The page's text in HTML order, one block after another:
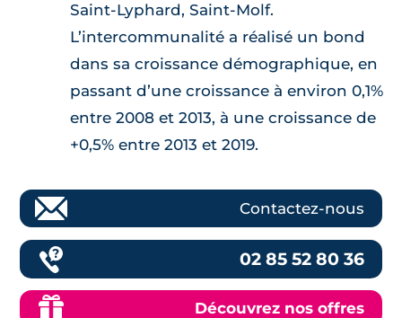
Saint-Lyphard, Saint-Molf.
L’intercommunalité a réalisé un bond
dans sa croissance démographique, en
passant d’une croissance à environ 0,1%
entre 2008 et 2013, à une croissance de
+0,5% entre 2013 et 2019.
Contactez-nous
02 85 52 80 36
Découvrez nos offres